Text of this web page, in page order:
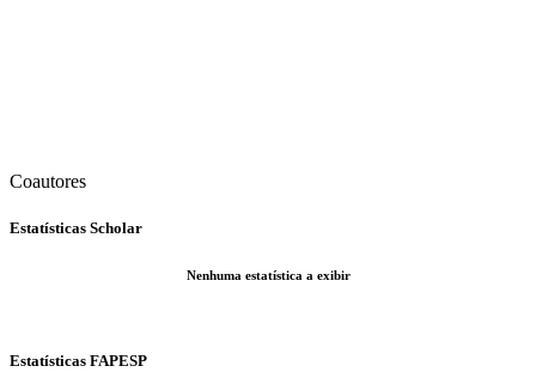
Coautores
Estatísticas Scholar
Nenhuma estatística a exibir
Estatísticas FAPESP